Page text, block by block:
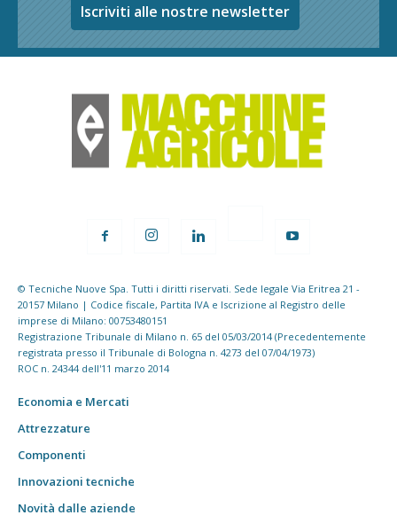
Iscriviti alle nostre newsletter
© Tecniche Nuove Spa. Tutti i diritti riservati. Sede legale Via Eritrea 21 -
20157 Milano | Codice fiscale, Partita IVA e Iscrizione al Registro delle
imprese di Milano: 00753480151
Registrazione Tribunale di Milano n. 65 del 05/03/2014 (Precedentemente
registrata presso il Tribunale di Bologna n. 4273 del 07/04/1973)
ROC n. 24344 dell'11 marzo 2014
Economia e Mercati
Attrezzature
Componenti
Innovazioni tecniche
Novità dalle aziende